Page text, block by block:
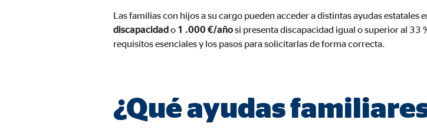
Las familias con hijos a su cargo pueden acceder a distintas ayudas estatales
discapacidado 1 .000 €/añosi presenta discapacidad igual o superior al
requisitos esenciales y los pasos para solicitarlas de forma correcta.
¿Qué ayudas
Proveedor: Google Ireland Ltd.
Recogida de estadísticas sobre el uso del sitio web
Cookies de marketing
cookies de marketing se utilizan para para mostrar publicidad personalizada. Si acepta las